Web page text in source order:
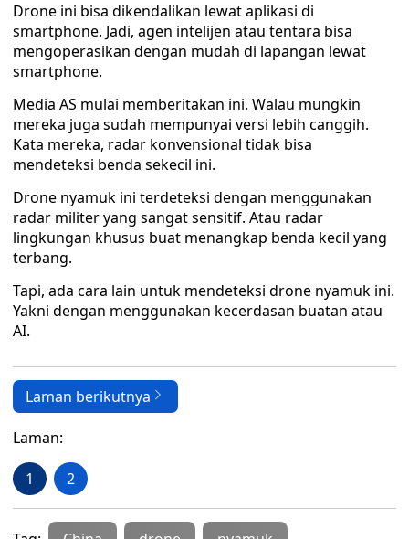
Drone ini bisa dikendalikan lewat aplikasi di
smartphone. Jadi, agen intelijen atau tentara bisa
mengoperasikan dengan mudah di lapangan lewat
smartphone.
Media AS mulai memberitakan ini. Walau mungkin
mereka juga sudah mempunyai versi lebih canggih.
Kata mereka, radar konvensional tidak bisa
mendeteksi benda sekecil ini.
Drone nyamuk ini terdeteksi dengan menggunakan
radar militer yang sangat sensitif. Atau radar
lingkungan khusus buat menangkap benda kecil yang
terbang.
Tapi, ada cara lain untuk mendeteksi drone nyamuk ini.
Yakni dengan menggunakan kecerdasan buatan atau
AI.
Laman berikutnya
Laman:
1 2